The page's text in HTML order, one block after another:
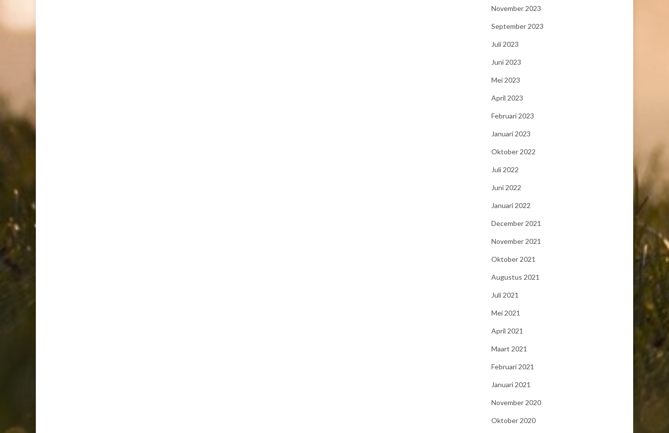
November 2023
September 2023
Juli 2023
Juni 2023
Mei 2023
April 2023
Februari 2023
Januari 2023
Oktober 2022
Juli 2022
Juni 2022
Januari 2022
December 2021
November 2021
Oktober 2021
Augustus 2021
Juli 2021
Mei 2021
April 2021
Maart 2021
Februari 2021
Januari 2021
November 2020
Oktober 2020